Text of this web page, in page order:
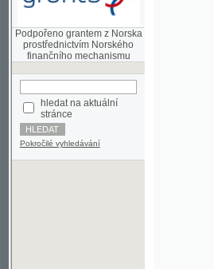
prostřednictvím Norského
hledat na aktuální
stránce
Pokročilé vyhledávání